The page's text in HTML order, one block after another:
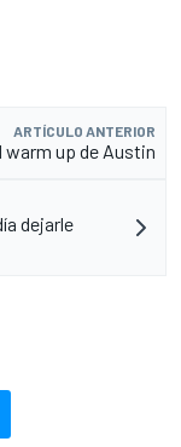
ARTÍCULO ANTERIOR
warm up de Austin
dejarle